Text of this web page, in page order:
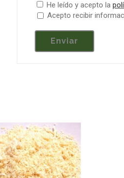
He leído y acepto la
Acepto recibir